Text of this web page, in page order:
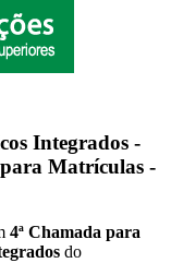
Integrados -
Matrículas -
4ª Chamada para
do